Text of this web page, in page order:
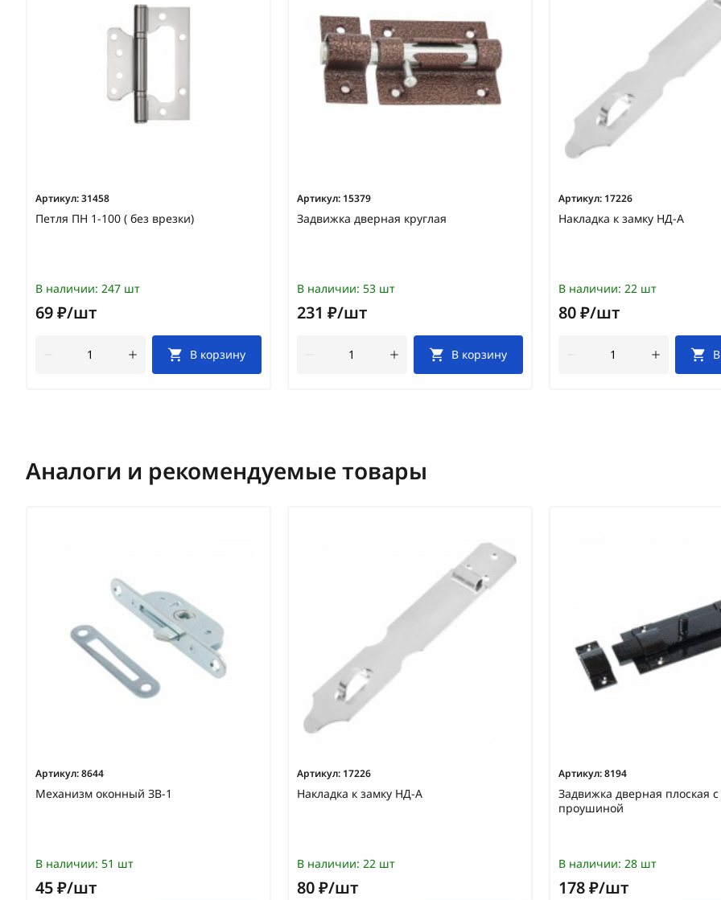
Артикул:31458
Петля ПН 1-100 ( без врезки)
В наличии: 247 шт
69 ₽/шт
В корзину
Артикул: 15379
Задвижка дверная круглая
В наличии: 53 шт
231 ₽/шт
В корзину
Артикул: 17226
Накладка к замку НД-А
В наличии: 22 шт
80 ₽/шт
Аналоги и рекомендуемые товары
Артикул:8644
Механизм оконный ЗВ-1
В наличии: 51 шт
45 ₽/шт
Артикул: 17226
Накладка к замку НД-А
В наличии: 22 шт
80 ₽/шт
Артикул:8194
Задвижка дверная плоская с
проушиной
В наличии: 28 шт
178 ₽/шт